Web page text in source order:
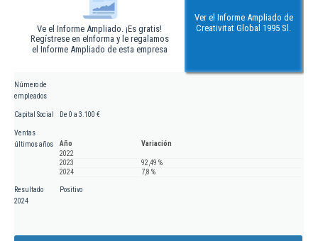
Ve el Informe Ampliado. ¡Es gratis!
Regístrese en eInforma y le regalamos
el Informe Ampliado de esta empresa
Ver el Informe Ampliado de
Creativitat Global 1995 Sl.
Número de
empleados
Capital Social De 0 a 3.100 €
Ventas
últimos años
Año
Variación
2022
2023
92,49 %
2024
7,8 %
Resultado
2024
Positivo